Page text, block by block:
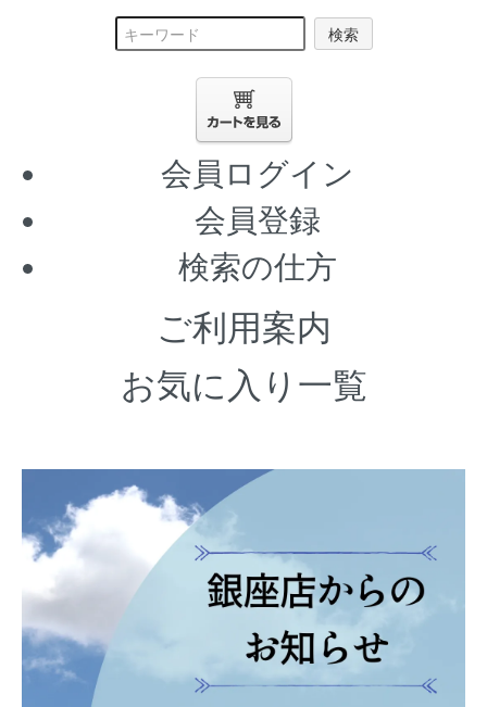
検索
会員ログイン
会員登録
検索の仕方
ご利用案内
お気に入り一覧